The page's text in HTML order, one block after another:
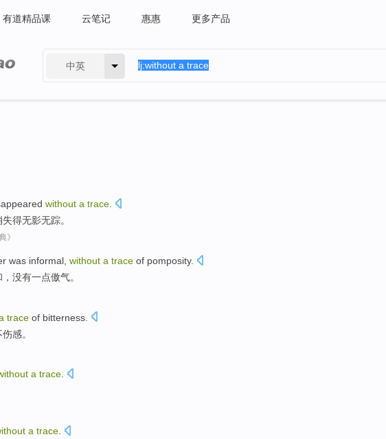
有道精品课 云笔记 惠惠 更多产品
中英
without a trace
失得无影无踪。
》
was informal, without a trace of pomposity.
没有一点傲气。
trace of bitterness
伤感。
a trace.
a trace